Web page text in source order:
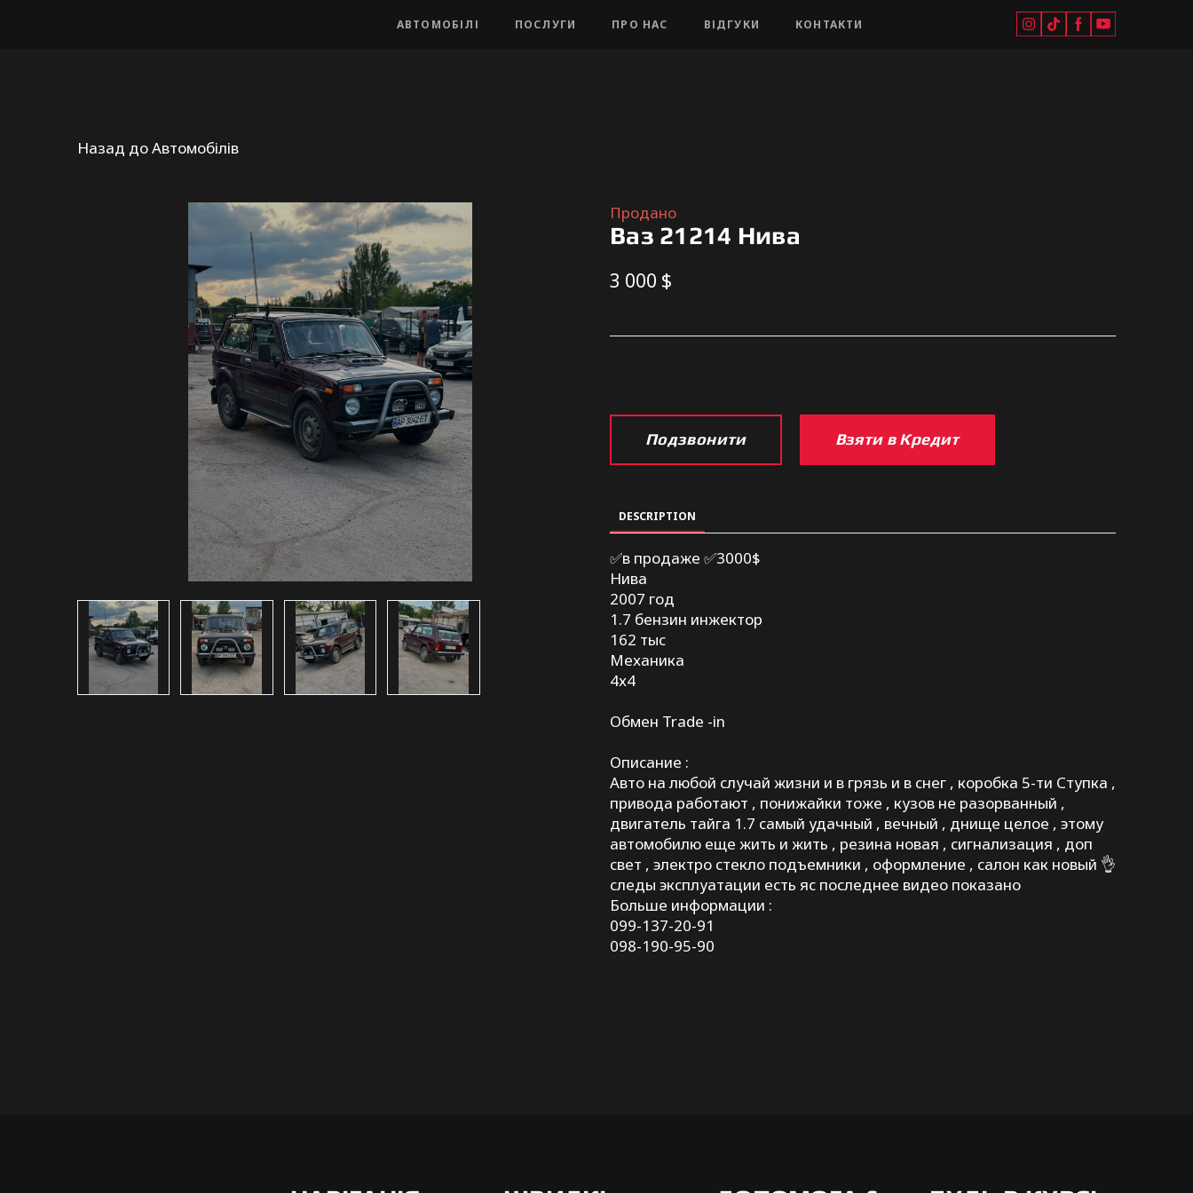
АВТОМОБІЛІ ПОСЛУГИ ПРО НАС ВІДГУКИ КОНТАКТИ
Назад до Автомобілів
Продано
Ваз 21214 Нива
3 000 $
Подзвонити Взяти в Кредит
DESCRIPTION
✅в продаже ✅3000$
Нива
2007 год
1.7 бензин инжектор
162 тыс
Механика
4х4
Обмен Trade -in
Описание :
Авто на любой случай жизни и в грязь и в снег , коробка 5-ти Ступка ,
привода работают , понижайки тоже , кузов не разорванный ,
двигатель тайга 1.7 самый удачный , вечный , днище целое , этому
автомобилю еще жить и жить , резина новая , сигнализация , доп
свет , электро стекло подъемники , оформление , салон как новый 👌
следы эксплуатации есть яс последнее видео показано
Больше информации :
099-137-20-91
098-190-95-90